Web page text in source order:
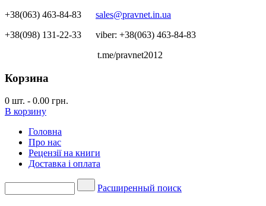
+38(063) 463-84-83 sales@pravnet.in.ua
+38(098) 131-22-33 viber: +38(063) 463-84-83
t.me/pravnet2012
Корзина
0 шт. - 0.00 грн.
В корзину
Головна
Про нас
Рецензії на книги
Доставка і оплата
Расширенный поиск